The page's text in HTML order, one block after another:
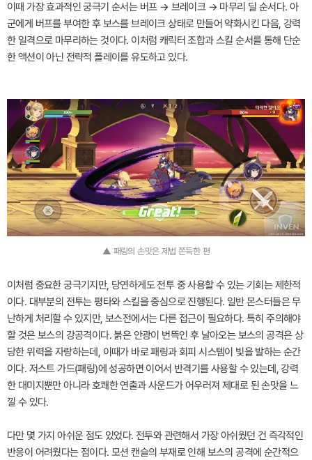
이때 가장 효과적인 궁극기 순서는 버프 → 브레이크 → 마무리 딜 순서다. 아
군에게 버프를 부여한 후 보스를 브레이크 상태로 만들어 약화시킨 다음, 강력
한 일격으로 마무리하는 것이다. 이처럼 캐릭터 조합과 스킬 순서를 통해 단순
한 액션이 아닌 전략적 플레이를 유도하고 있다.
▲ 패링의 손맛은 제법 쫀득한 편
이처럼 중요한 궁극기지만, 당연하게도 전투 중 사용할 수 있는 기회는 제한적
이다. 대부분의 전투는 평타와 스킬을 중심으로 진행된다. 일반 몬스터들은 무
난하게 처리할 수 있지만, 보스전에서는 다른 접근이 필요하다. 특히 주의해야
할 것은 보스의 강공격이다. 붉은 안광이 번뜩인 후 날아오는 보스의 공격은 상
당한 위력을 자랑하는데, 이때가 바로 패링과 회피 시스템이 빛을 발하는 순간
이다. 저스트 가드(패링)에 성공하면 이어서 반격기를 사용할 수 있는데, 강력
한 대미지뿐만 아니라 호쾌한 연출과 사운드가 어우러져 제대로 된 손맛을 느
낄 수 있다.
다만 몇 가지 아쉬운 점도 있었다. 전투와 관련해서 가장 아쉬웠던 건 즉각적인
반응이 어려웠다는 점이다. 모션 캔슬의 부재로 인해 보스의 공격에 순간적으